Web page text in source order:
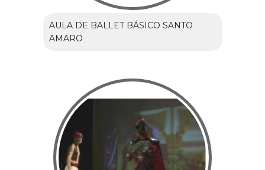
AULA DE BALLET BÁSICO SANTO
AMARO